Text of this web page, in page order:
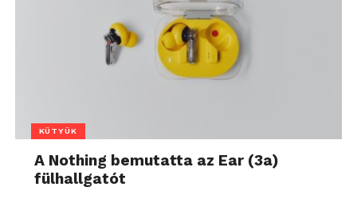
KÜTYÜK
A Nothing bemutatta az Ear (3a)
fülhallgatót